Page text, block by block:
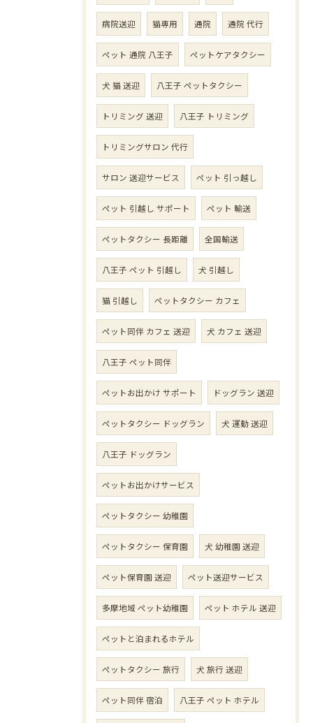
病院送迎 猫専用 通院 通院 代行
ペット 通院 八王子 ペットケアタクシー
犬 猫 送迎 八王子 ペットタクシー
トリミング 送迎 八王子 トリミング
トリミングサロン 代行
サロン 送迎サービス ペット 引っ越し
ペット 引越し サポート ペット 輸送
ペットタクシー 長距離 全国輸送
八王子 ペット 引越し 犬 引越し
猫 引越し ペットタクシー カフェ
ペット同伴 カフェ 送迎 犬 カフェ 送迎
八王子 ペット同伴
ペットお出かけ サポート ドッグラン 送迎
ペットタクシー ドッグラン 犬 運動 送迎
八王子 ドッグラン
ペットお出かけサービス
ペットタクシー 幼稚園
ペットタクシー 保育園 犬 幼稚園 送迎
ペット保育園 送迎 ペット送迎サービス
多摩地域 ペット幼稚園 ペット ホテル 送迎
ペットと泊まれるホテル
ペットタクシー 旅行 犬 旅行 送迎
ペット同伴 宿泊 八王子 ペット ホテル